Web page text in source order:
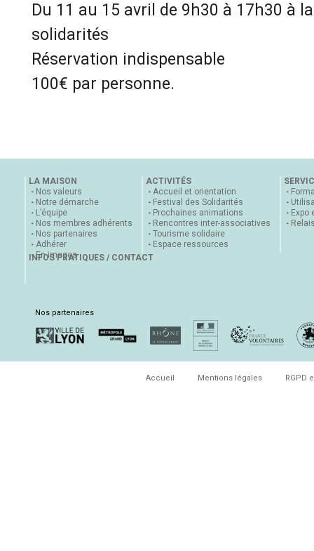
Du 11 au 15 avril de 9h30 à 17h30 à
solidarités
Réservation indispensable
100€ par personne.
LA MAISON
Nos valeurs
Notre démarche
L’équipe
Nos membres adhérents
Nos partenaires
Adhérer
En images
ACTIVITÉS
Accueil et orientation
Festival des Solidarités
Prochaines animations
Rencontres inter-associatives
Tourisme solidaire
Espace ressources
Expo
INFOS PRATIQUES / CONTACT
Nos partenaires
Accueil Mentions légales RGPD